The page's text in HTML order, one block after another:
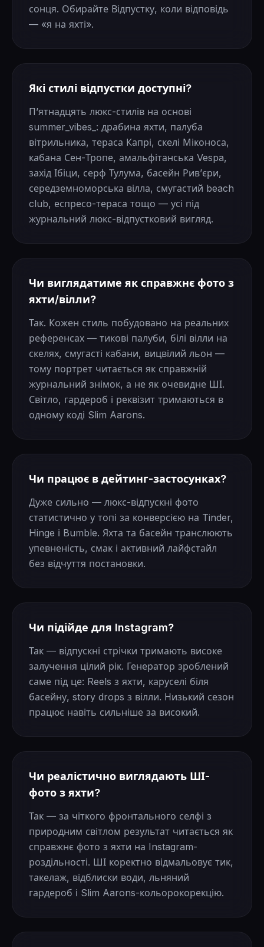
сонця. Обирайте Відпустку, коли відповідь
— «я на яхті».
Які стилі відпустки доступні?
Пʼятнадцять люкс-стилів на основі
summer_vibes_: драбина яхти, палуба
вітрильника, тераса Капрі, скелі Міконоса,
кабана Сен-Тропе, амальфітанська Vespa,
захід Ібіци, серф Тулума, басейн Ривʼєри,
середземноморська вілла, смугастий beach
club, еспресо-тераса тощо — усі під
журнальний люкс-відпустковий вигляд.
Чи виглядатиме як справжнє фото з
яхти/вілли?
Так. Кожен стиль побудовано на реальних
референсах — тикові палуби, білі вілли на
скелях, смугасті кабани, вицвілий льон —
тому портрет читається як справжній
журнальний знімок, а не як очевидне ШІ.
Світло, гардероб і реквізит тримаються в
одному коді Slim Aarons.
Чи працює в дейтинг-застосунках?
Дуже сильно — люкс-відпускні фото
статистично у топі за конверсією на Tinder,
Hinge і Bumble. Яхта та басейн транслюють
упевненість, смак і активний лайфстайл
без відчуття постановки.
Чи підійде для Instagram?
Так — відпускні стрічки тримають високе
залучення цілий рік. Генератор зроблений
саме під це: Reels з яхти, каруселі біля
басейну, story drops з вілли. Низький сезон
працює навіть сильніше за високий.
Чи реалістично виглядають ШІ-
фото з яхти?
Так — за чіткого фронтального селфі з
природним світлом результат читається як
справжнє фото з яхти на Instagram-
роздільності. ШІ коректно відмальовує тик,
такелаж, відблиски води, льняний
гардероб і Slim Aarons-кольорокорекцію.